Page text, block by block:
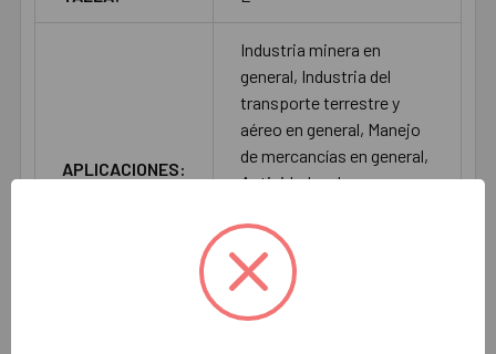
APLICACIONES:
Industria minera en
general, Industria del
transporte terrestre y
aéreo en general, Manejo
de mercancías en general,
Actividades de
de vigilancia o
supervisión, Actividades
deportivas.